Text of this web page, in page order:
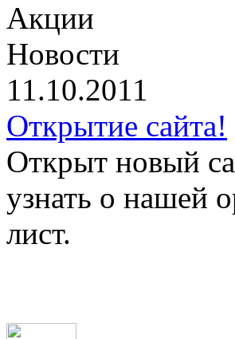
Акции
Новости
11.10.2011
Открытие сайта!
Открыт новый
узнать о нашей
лист.